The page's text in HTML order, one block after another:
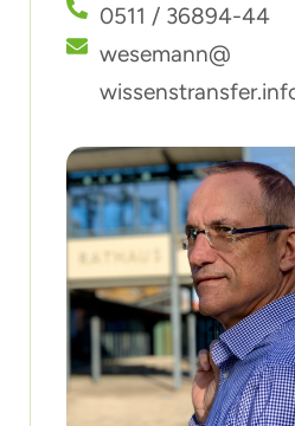
0511 / 36894-44
wesemann@